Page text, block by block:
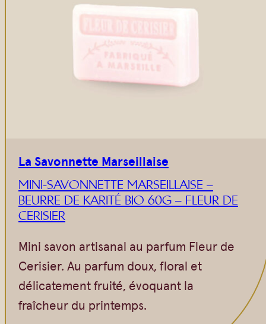
Beurre de Karité
Savons sur corde
Argiles
Crèmes visages
Eaux florales
Exfoliants
Gommages
Huiles à massage
Hydratants
Savons sur corde
La Savonnette Marseillaise
MINI-SAVONNETTE MARSEILLAISE –
BEURRE DE KARITÉ BIO 60G – FLEUR DE
CERISIER
Mini savon artisanal au parfum Fleur de
Cerisier. Au parfum doux, floral et
délicatement fruité, évoquant la
fraîcheur du printemps.